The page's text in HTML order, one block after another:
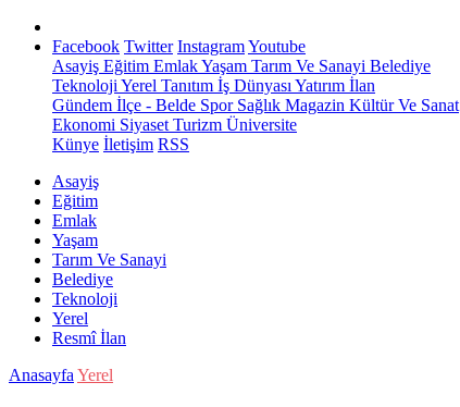
Facebook Twitter InstagramYoutube
Asayiş Eğitim EmlakYaşam Tarım Ve Sanayi Belediye
Teknoloji Yerel Tanıtım İş Dünyası Yatırım İlan
Gündem İlçe - Belde SporSağlık Magazin Kültür Ve Sanat
Ekonomi Siyaset Turizm Üniversite
Künye İletişim RSS
Asayiş
Eğitim
Emlak
Yaşam
Tarım Ve Sanayi
Belediye
Teknoloji
Yerel
Resmî İlan
Anasayfa Yerel